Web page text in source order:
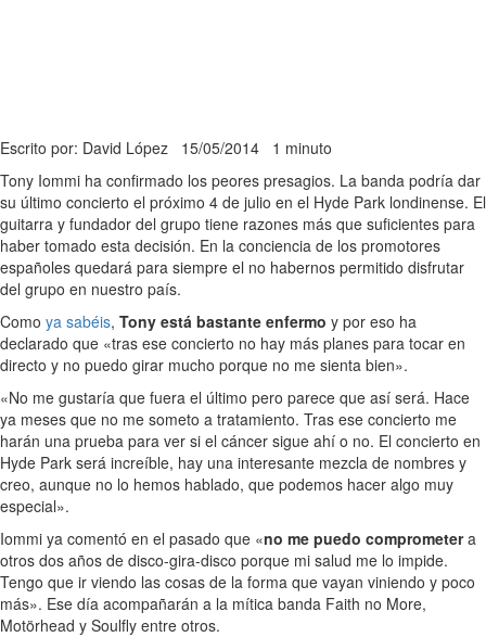
Escrito por: David López 15/05/2014 1 minuto
Tony Iommi ha confirmado los peores presagios. La banda podría dar
su último concierto el próximo 4 de julio en el Hyde Park londinense. El
guitarra y fundador del grupo tiene razones más que suficientes para
haber tomado esta decisión. En la conciencia de los promotores
españoles quedará para siempre el no habernos permitido disfrutar
del grupo en nuestro país.
Como ya sabéis, Tony está bastante enfermo y por eso ha
declarado que «tras ese concierto no hay más planes para tocar en
directo y no puedo girar mucho porque no me sienta bien».
«No me gustaría que fuera el último pero parece que así será. Hace
ya meses que no me someto a tratamiento. Tras ese concierto me
harán una prueba para ver si el cáncer sigue ahí o no. El concierto en
Hyde Park será increíble, hay una interesante mezcla de nombres y
creo, aunque no lo hemos hablado, que podemos hacer algo muy
especial».
Iommi ya comentó en el pasado que «no me puedo comprometera
otros dos años de disco-gira-disco porque mi salud me lo impide.
Tengo que ir viendo las cosas de la forma que vayan viniendo y poco
más». Ese día acompañarán a la mítica banda Faith no More,
Motörhead y Soulfly entre otros.